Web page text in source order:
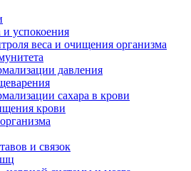
и успокоения
веса и очищения организма
давления
сахара в крови
крови
и связок